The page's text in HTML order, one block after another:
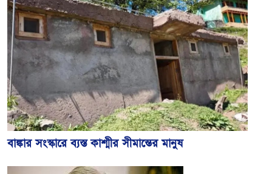
বাঙ্কার সংস্কারে ব্যস্ত কাশ্মীর সীমান্তের মানুষ